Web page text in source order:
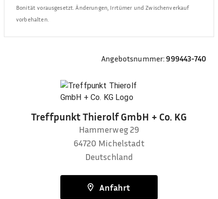
Bonität vorausgesetzt. Änderungen, Irrtümer und Zwischenverkauf
vorbehalten.
Angebotsnummer:999443-740
Treffpunkt Thierolf GmbH + Co. KG
Hammerweg 29
64720 Michelstadt
Deutschland
Anfahrt